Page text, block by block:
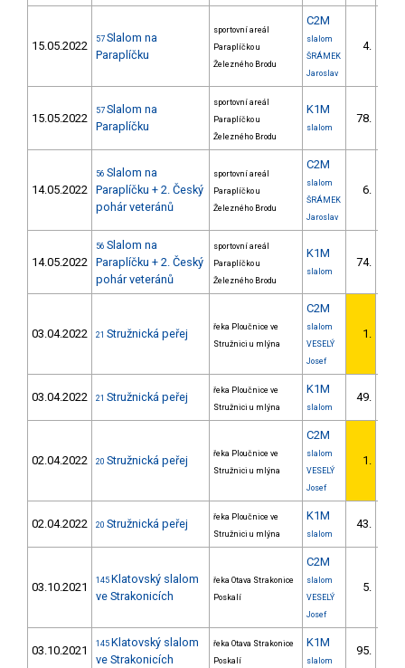
15.05.2022 57 Slalom na
Paraplíčku
sportovní areál
Paraplíčko u
Železného Brodu
C2M
slalom
ŠRÁMEK
Jaroslav
4.
15.05.2022
57 Slalom na
Paraplíčku
sportovní areál
Paraplíčko u
Železného Brodu
K1M
slalom
78.
14.05.2022
56 Slalom na
Paraplíčku + 2. Český
pohár veteránů
sportovní areál
Paraplíčko u
Železného Brodu
C2M
slalom
ŠRÁMEK
Jaroslav
6.
14.05.2022
56 Slalom na
Paraplíčku + 2. Český
pohár veteránů
sportovní areál
Paraplíčko u
Železného Brodu
K1M
slalom
74.
03.04.2022 21 Stružnická peřej
řeka Ploučnice ve
Stružnici u mlýna
C2M
slalom
VESELÝ
Josef
1.
03.04.2022 21 Stružnická peřej
řeka Ploučnice ve
Stružnici u mlýna
K1M
slalom
49.
02.04.2022 20 Stružnická peřej
řeka Ploučnice ve
Stružnici u mlýna
C2M
slalom
VESELÝ
Josef
1.
02.04.2022 20 Stružnická peřej
řeka Ploučnice ve
Stružnici u mlýna
K1M
slalom
43.
03.10.2021 145 Klatovský slalom
ve Strakonicích
řeka Otava Strakonice
Poskalí
C2M
slalom
VESELÝ
Josef
5.
03.10.2021 145 Klatovský slalom
ve Strakonicích
řeka Otava Strakonice
Poskalí
K1M
slalom
95.